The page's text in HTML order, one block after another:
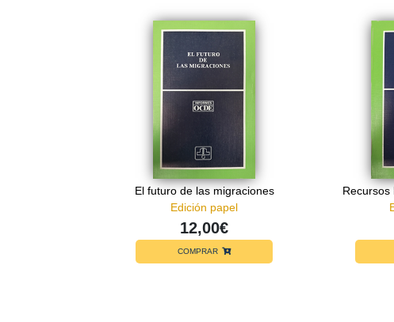
El futuro de las migraciones
Edición papel
12,00€
COMPRAR
Recursos